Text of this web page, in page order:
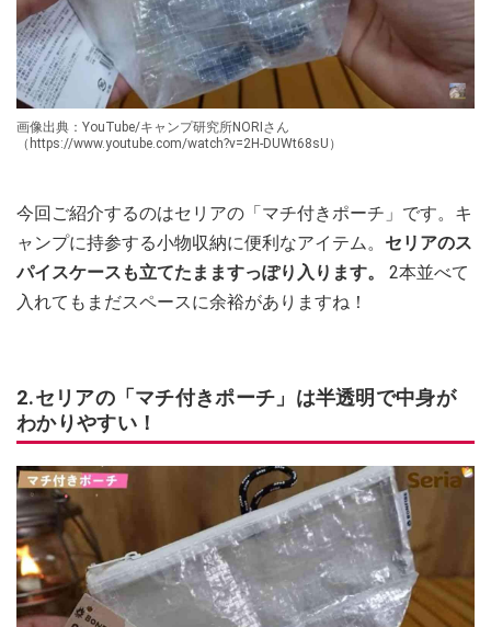
画像出典：YouTube/キャンプ研究所NORIさん
（https://www.youtube.com/watch?v=2H-DUWt68sU）
今回ご紹介するのはセリアの「マチ付きポーチ」です。キ
ャンプに持参する小物収納に便利なアイテム。 セリアのス
パイスケースも立てたまますっぽり入ります。 2本並べて
入れてもまだスペースに余裕がありますね！
2.セリアの「マチ付きポーチ」は半透明で中身が
わかりやすい！